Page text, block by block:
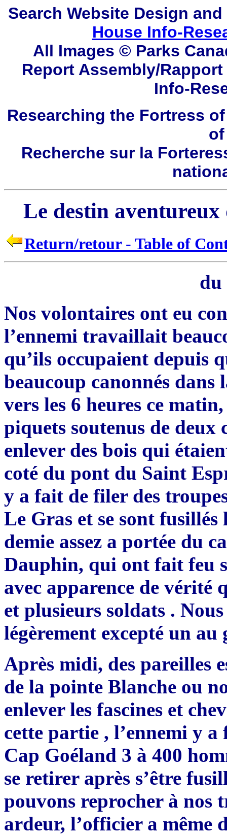
Search Website Design
House Info-
All Images © Parks
Report Assembly/
Info-
Researching the Fortress
Recherche sur la
Le destin
Return/retour - Table of
Nos volontaires ont eu
l’ennemi travaillait
qu’ils occupaient depuis
beaucoup canonnés
vers les 6 heures ce
piquets soutenus de deux
enlever des bois qui
coté du pont du Saint
y a fait de filer des
Le Gras et se sont fusillés
demie assez a portée du
Dauphin, qui ont fait feu
avec apparence de vérité
et plusieurs soldats .
légèrement excepté un au
Après midi, des pareilles
de la pointe Blanche ou
enlever les fascines et
cette partie , l’ennemi y
Cap Goéland 3 à 400
se retirer après s’être
pouvons reprocher à nos
ardeur, l’officier a même